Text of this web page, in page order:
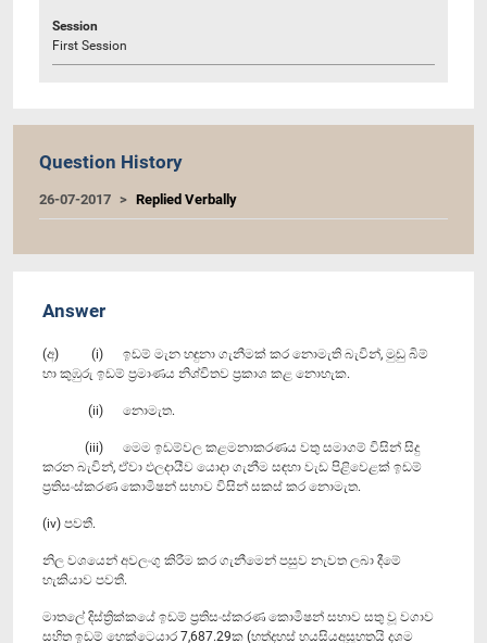
Session
First Session
Question History
26-07-2017 Replied Verbally
Answer
(අ) (i) ඉඩම් මැන හඳුනා ගැනීමක් කර නොමැති බැවින්, මුඩු බිම්
හා කුඹුරු ඉඩම් ප්‍රමාණය නිශ්චිතව ප්‍රකාශ කළ නොහැක.
(ii) නොමැත.
(iii) මෙම ඉඩම්වල කළමනාකරණය වතු සමාගම් විසින් සිදු
කරන බැවින්, ඒවා ඵලදායීව යොදා ගැනීම සඳහා වැඩ පිළිවෙළක් ඉඩම්
ප්‍රතිසංස්කරණ කොමිෂන් සභාව විසින් සකස් කර නොමැත.
(iv) පවතී.
නිල වශයෙන් අවලංගු කිරීම කර ගැනීමෙන් පසුව නැවත ලබා දීමේ
හැකියාව පවතී.
මාතලේ දිස්ත්‍රික්කයේ ඉඩම් ප්‍රතිසංස්කරණ කොමිෂන් සභාව සතු වූ වගාව
සහිත ඉඩම් හෙක්ටෙයාර 7,687.29ක (හත්දහස් හයසියඅසූහතයි දශම